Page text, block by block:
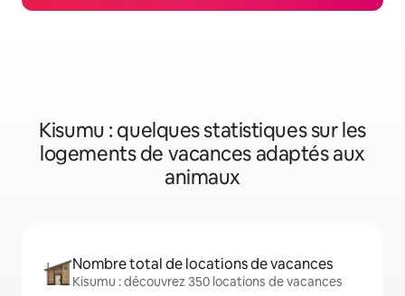
Kisumu : quelques statistiques sur les
logements de vacances adaptés aux
animaux
Nombre total de locations de vacances
Kisumu : découvrez 350 locations de vacances